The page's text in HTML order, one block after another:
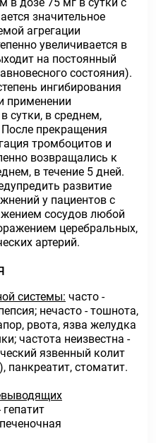
значительное
агрегации
увеличивается в
на постоянный
состояния).
ингибирования
применении
сутки, в среднем,
После прекращения
тромбоцитов и
возвращались к
в течение 5 дней.
развитие
у пациентов с
сосудов любой
церебральных,
артерий.
системы: часто -
нечасто - тошнота,
рвота, язва желудка
частота неизвестна -
язвенный колит
стоматит.